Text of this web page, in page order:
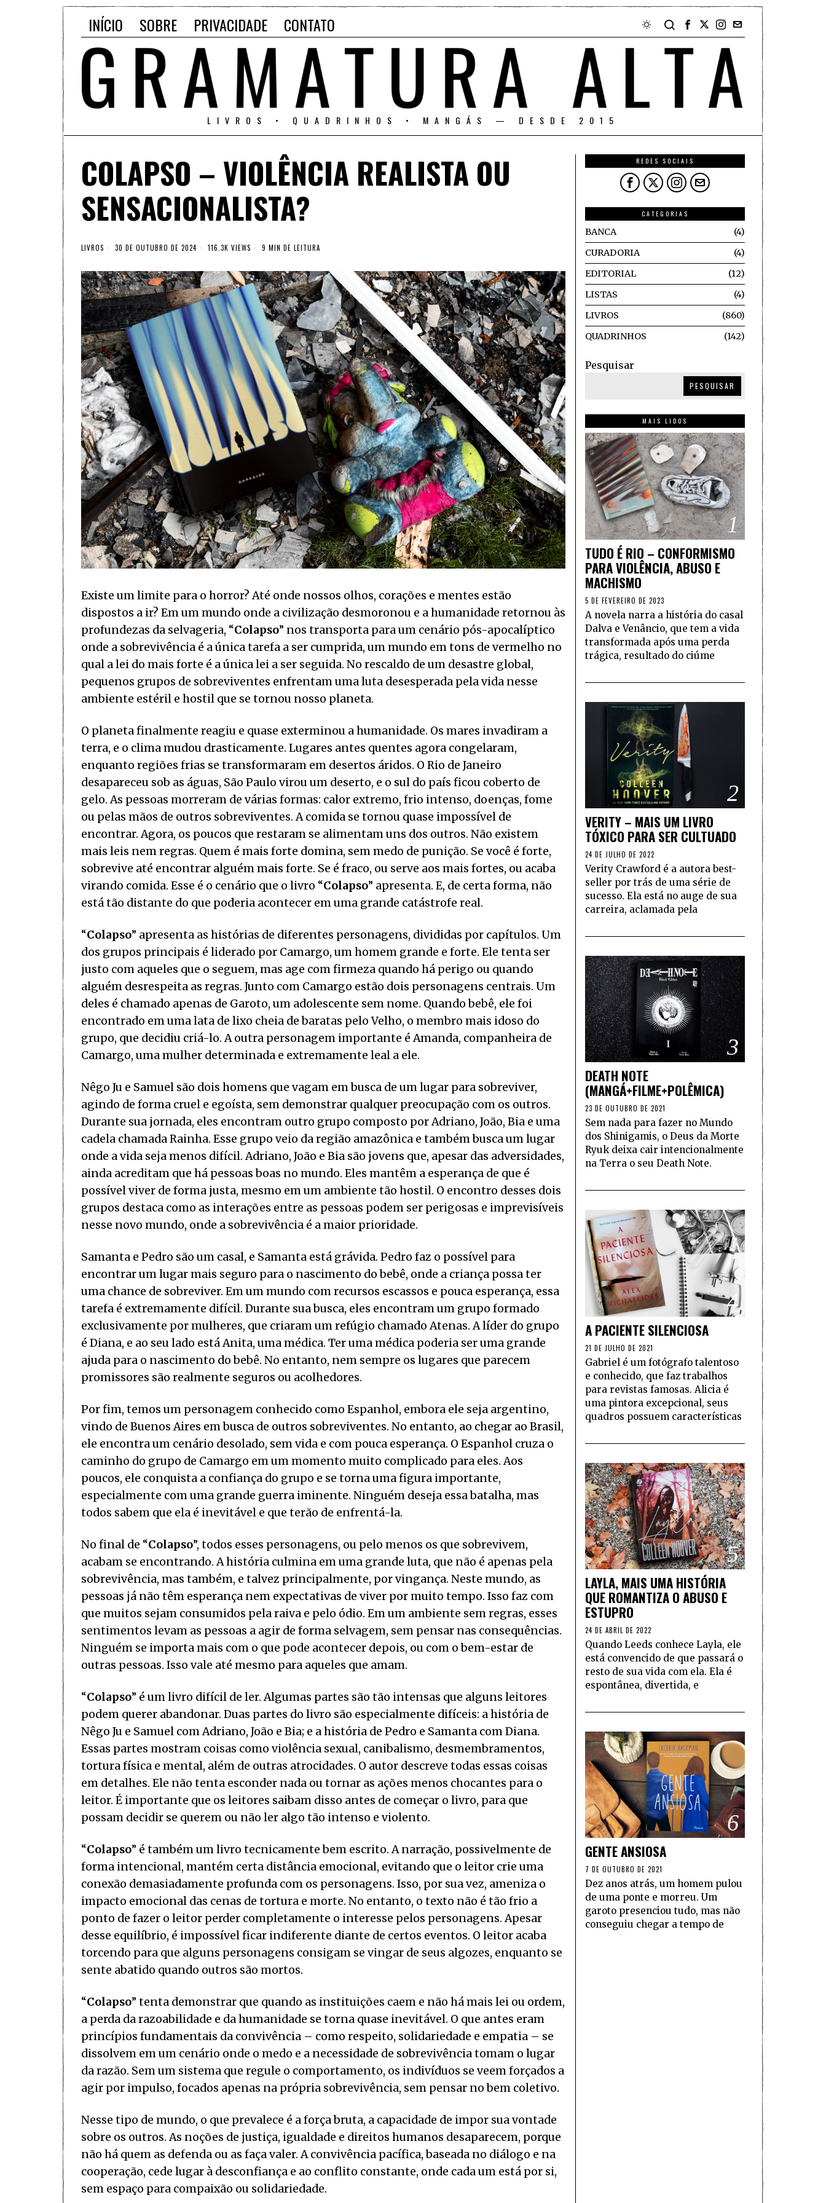
INÍCIO SOBRE PRIVACIDADE CONTATO
LIVROS • QUADRINHOS • MANGÁS — DESDE 2015
COLAPSO – VIOLÊNCIA REALISTA OU
SENSACIONALISTA?
LIVROS 30 DE OUTUBRO DE 2024 116.3K VIEWS 9 MIN DE LEITURA
Existe um limite para o horror? Até onde nossos olhos, corações e mentes estão
dispostos a ir? Em um mundo onde a civilização desmoronou e a humanidade retornou às
profundezas da selvageria, “Colapso” nos transporta para um cenário pós-apocalíptico
onde a sobrevivência é a única tarefa a ser cumprida, um mundo em tons de vermelho no
qual a lei do mais forte é a única lei a ser seguida. No rescaldo de um desastre global,
pequenos grupos de sobreviventes enfrentam uma luta desesperada pela vida nesse
ambiente estéril e hostil que se tornou nosso planeta.
O planeta finalmente reagiu e quase exterminou a humanidade. Os mares invadiram a
terra, e o clima mudou drasticamente. Lugares antes quentes agora congelaram,
enquanto regiões frias se transformaram em desertos áridos. O Rio de Janeiro
desapareceu sob as águas, São Paulo virou um deserto, e o sul do país ficou coberto de
gelo. As pessoas morreram de várias formas: calor extremo, frio intenso, doenças, fome
ou pelas mãos de outros sobreviventes. A comida se tornou quase impossível de
encontrar. Agora, os poucos que restaram se alimentam uns dos outros. Não existem
mais leis nem regras. Quem é mais forte domina, sem medo de punição. Se você é forte,
sobrevive até encontrar alguém mais forte. Se é fraco, ou serve aos mais fortes, ou acaba
virando comida. Esse é o cenário que o livro “Colapso” apresenta. E, de certa forma, não
está tão distante do que poderia acontecer em uma grande catástrofe real.
“Colapso” apresenta as histórias de diferentes personagens, divididas por capítulos. Um
dos grupos principais é liderado por Camargo, um homem grande e forte. Ele tenta ser
justo com aqueles que o seguem, mas age com firmeza quando há perigo ou quando
alguém desrespeita as regras. Junto com Camargo estão dois personagens centrais. Um
deles é chamado apenas de Garoto, um adolescente sem nome. Quando bebê, ele foi
encontrado em uma lata de lixo cheia de baratas pelo Velho, o membro mais idoso do
grupo, que decidiu criá-lo. A outra personagem importante é Amanda, companheira de
Camargo, uma mulher determinada e extremamente leal a ele.
Nêgo Ju e Samuel são dois homens que vagam em busca de um lugar para sobreviver,
agindo de forma cruel e egoísta, sem demonstrar qualquer preocupação com os outros.
Durante sua jornada, eles encontram outro grupo composto por Adriano, João, Bia e uma
cadela chamada Rainha. Esse grupo veio da região amazônica e também busca um lugar
onde a vida seja menos difícil. Adriano, João e Bia são jovens que, apesar das adversidades,
ainda acreditam que há pessoas boas no mundo. Eles mantêm a esperança de que é
possível viver de forma justa, mesmo em um ambiente tão hostil. O encontro desses dois
grupos destaca como as interações entre as pessoas podem ser perigosas e imprevisíveis
nesse novo mundo, onde a sobrevivência é a maior prioridade.
Samanta e Pedro são um casal, e Samanta está grávida. Pedro faz o possível para
encontrar um lugar mais seguro para o nascimento do bebê, onde a criança possa ter
uma chance de sobreviver. Em um mundo com recursos escassos e pouca esperança, essa
tarefa é extremamente difícil. Durante sua busca, eles encontram um grupo formado
exclusivamente por mulheres, que criaram um refúgio chamado Atenas. A líder do grupo
é Diana, e ao seu lado está Anita, uma médica. Ter uma médica poderia ser uma grande
ajuda para o nascimento do bebê. No entanto, nem sempre os lugares que parecem
promissores são realmente seguros ou acolhedores.
Por fim, temos um personagem conhecido como Espanhol, embora ele seja argentino,
vindo de Buenos Aires em busca de outros sobreviventes. No entanto, ao chegar ao Brasil,
ele encontra um cenário desolado, sem vida e com pouca esperança. O Espanhol cruza o
caminho do grupo de Camargo em um momento muito complicado para eles. Aos
poucos, ele conquista a confiança do grupo e se torna uma figura importante,
especialmente com uma grande guerra iminente. Ninguém deseja essa batalha, mas
todos sabem que ela é inevitável e que terão de enfrentá-la.
No final de “Colapso”, todos esses personagens, ou pelo menos os que sobrevivem,
acabam se encontrando. A história culmina em uma grande luta, que não é apenas pela
sobrevivência, mas também, e talvez principalmente, por vingança. Neste mundo, as
pessoas já não têm esperança nem expectativas de viver por muito tempo. Isso faz com
que muitos sejam consumidos pela raiva e pelo ódio. Em um ambiente sem regras, esses
sentimentos levam as pessoas a agir de forma selvagem, sem pensar nas consequências.
Ninguém se importa mais com o que pode acontecer depois, ou com o bem-estar de
outras pessoas. Isso vale até mesmo para aqueles que amam.
“Colapso” é um livro difícil de ler. Algumas partes são tão intensas que alguns leitores
podem querer abandonar. Duas partes do livro são especialmente difíceis: a história de
Nêgo Ju e Samuel com Adriano, João e Bia; e a história de Pedro e Samanta com Diana.
Essas partes mostram coisas como violência sexual, canibalismo, desmembramentos,
tortura física e mental, além de outras atrocidades. O autor descreve todas essas coisas
em detalhes. Ele não tenta esconder nada ou tornar as ações menos chocantes para o
leitor. É importante que os leitores saibam disso antes de começar o livro, para que
possam decidir se querem ou não ler algo tão intenso e violento.
“Colapso” é também um livro tecnicamente bem escrito. A narração, possivelmente de
forma intencional, mantém certa distância emocional, evitando que o leitor crie uma
conexão demasiadamente profunda com os personagens. Isso, por sua vez, ameniza o
impacto emocional das cenas de tortura e morte. No entanto, o texto não é tão frio a
ponto de fazer o leitor perder completamente o interesse pelos personagens. Apesar
desse equilíbrio, é impossível ficar indiferente diante de certos eventos. O leitor acaba
torcendo para que alguns personagens consigam se vingar de seus algozes, enquanto se
sente abatido quando outros são mortos.
“Colapso” tenta demonstrar que quando as instituições caem e não há mais lei ou ordem,
a perda da razoabilidade e da humanidade se torna quase inevitável. O que antes eram
princípios fundamentais da convivência – como respeito, solidariedade e empatia – se
dissolvem em um cenário onde o medo e a necessidade de sobrevivência tomam o lugar
da razão. Sem um sistema que regule o comportamento, os indivíduos se veem forçados a
agir por impulso, focados apenas na própria sobrevivência, sem pensar no bem coletivo.
Nesse tipo de mundo, o que prevalece é a força bruta, a capacidade de impor sua vontade
sobre os outros. As noções de justiça, igualdade e direitos humanos desaparecem, porque
não há quem as defenda ou as faça valer. A convivência pacífica, baseada no diálogo e na
cooperação, cede lugar à desconfiança e ao conflito constante, onde cada um está por si,
sem espaço para compaixão ou solidariedade.
REDES SOCIAIS
CATEGORIAS
BANCA
4
CURADORIA
4
EDITORIAL
12
LISTAS
4
LIVROS
860
QUADRINHOS
142
Pesquisar
PESQUISAR
MAIS LIDOS
1
TUDO É RIO – CONFORMISMO
PARA VIOLÊNCIA, ABUSO E
MACHISMO
5 DE FEVEREIRO DE 2023
A novela narra a história do casal
Dalva e Venâncio, que tem a vida
transformada após uma perda
trágica, resultado do ciúme
2
VERITY – MAIS UM LIVRO
TÓXICO PARA SER CULTUADO
24 DE JULHO DE 2022
Verity Crawford é a autora best-
seller por trás de uma série de
sucesso. Ela está no auge de sua
carreira, aclamada pela
3
DEATH NOTE
(MANGÁ+FILME+POLÊMICA)
23 DE OUTUBRO DE 2021
Sem nada para fazer no Mundo
dos Shinigamis, o Deus da Morte
Ryuk deixa cair intencionalmente
na Terra o seu Death Note.
4
A PACIENTE SILENCIOSA
21 DE JULHO DE 2021
Gabriel é um fotógrafo talentoso
e conhecido, que faz trabalhos
para revistas famosas. Alicia é
uma pintora excepcional, seus
quadros possuem características
5
LAYLA, MAIS UMA HISTÓRIA
QUE ROMANTIZA O ABUSO E
ESTUPRO
24 DE ABRIL DE 2022
Quando Leeds conhece Layla, ele
está convencido de que passará o
resto de sua vida com ela. Ela é
espontânea, divertida, e
6
GENTE ANSIOSA
7 DE OUTUBRO DE 2021
Dez anos atrás, um homem pulou
de uma ponte e morreu. Um
garoto presenciou tudo, mas não
conseguiu chegar a tempo de